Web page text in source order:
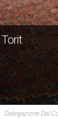
Delegazione Del